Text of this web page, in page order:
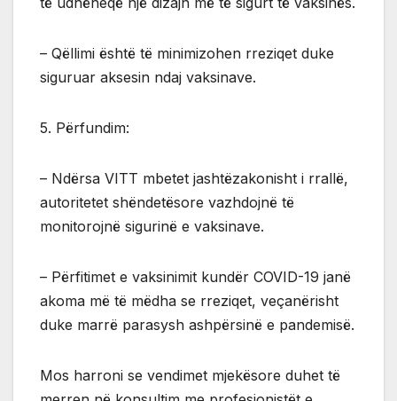
– Qëllimi është të minimizohen rreziqet duke
siguruar aksesin ndaj vaksinave.
5. Përfundim:
– Ndërsa VITT mbetet jashtëzakonisht i rrallë,
autoritetet shëndetësore vazhdojnë të
monitorojnë sigurinë e vaksinave.
– Përfitimet e vaksinimit kundër COVID-19 janë
akoma më të mëdha se rreziqet, veçanërisht
duke marrë parasysh ashpërsinë e pandemisë.
Mos harroni se vendimet mjekësore duhet të